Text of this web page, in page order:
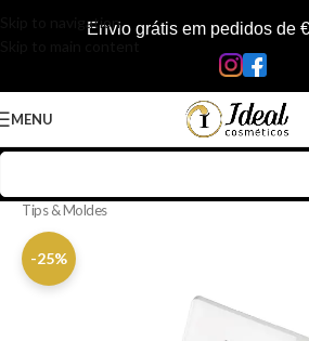
Skip to navigationEnvio grátis em pedidos de
MENU
Tips & Moldes
-25%